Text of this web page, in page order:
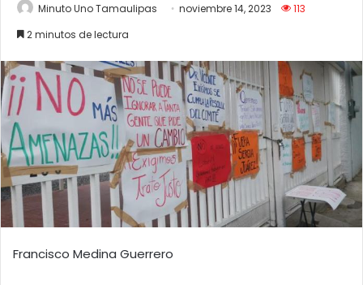
Minuto Uno Tamaulipas noviembre 14, 2023
113
2 minutos de lectura
Francisco Medina Guerrero